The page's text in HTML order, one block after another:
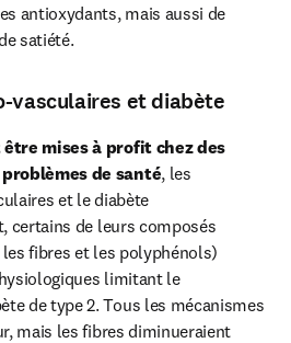
antioxydants, mais aussi de
satiété.
vasculaires et diabète
mises à profit chez des
de santé, les
et le diabète
certains de leurs composés
fibres et les polyphénols)
limitant le
de type 2. Tous les mécanismes
mais les fibres diminueraient